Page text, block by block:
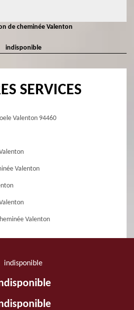
de cheminée Valenton
indisponible
SERVICES
Valenton 94460
Valenton
Valenton
indisponible